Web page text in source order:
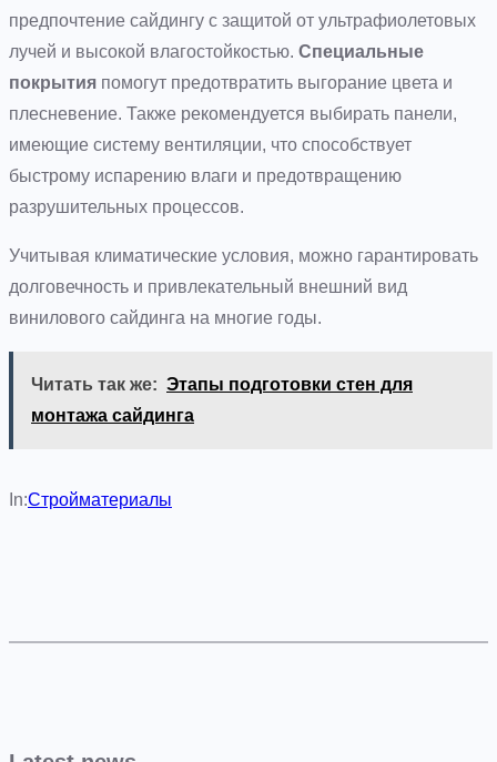
предпочтение сайдингу с защитой от ультрафиолетовых
лучей и высокой влагостойкостью. Специальные
покрытия помогут предотвратить выгорание цвета и
плесневение. Также рекомендуется выбирать панели,
имеющие систему вентиляции, что способствует
быстрому испарению влаги и предотвращению
разрушительных процессов.
Учитывая климатические условия, можно гарантировать
долговечность и привлекательный внешний вид
винилового сайдинга на многие годы.
Читать так же: Этапы подготовки стен для
монтажа сайдинга
In:Стройматериалы